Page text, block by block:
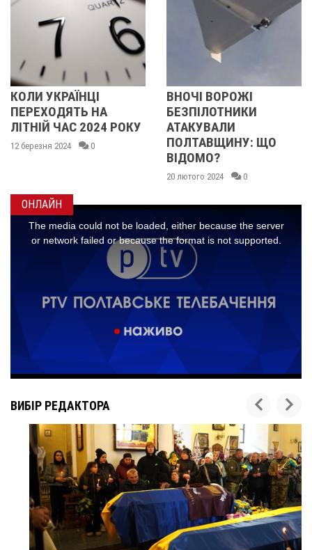
НА
ЧАС 2024 РОКУ
2024 0
ВНОЧІ ВОРОЖІ
БЕЗПІЛОТНИКИ
АТАКУВАЛИ
ПОЛТАВЩИНУ: ЩО
ВІДОМО?
20 лютого 2024 0
16
ОНЛАЙН
ВИБІР РЕДАКТОРА